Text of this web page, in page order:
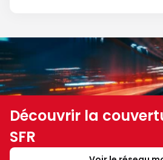
Découvrir la
SFR